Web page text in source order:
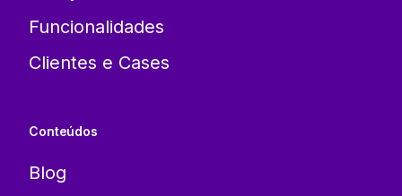
Funcionalidades
Clientes e Cases
Conteúdos
Blog